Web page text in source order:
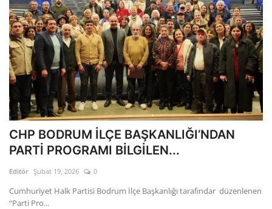
CHP BODRUM İLÇE BAŞKANLIĞI’NDAN
PARTİ PROGRAMI BİLGİLEN...
Editör Şubat 19, 2026 0
Cumhuriyet Halk Partisi Bodrum İlçe Başkanlığı tarafındar düzenlenen
“Parti Pro...